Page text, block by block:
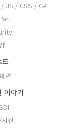
/ JS / CSS / C#
드
면
이야기
진